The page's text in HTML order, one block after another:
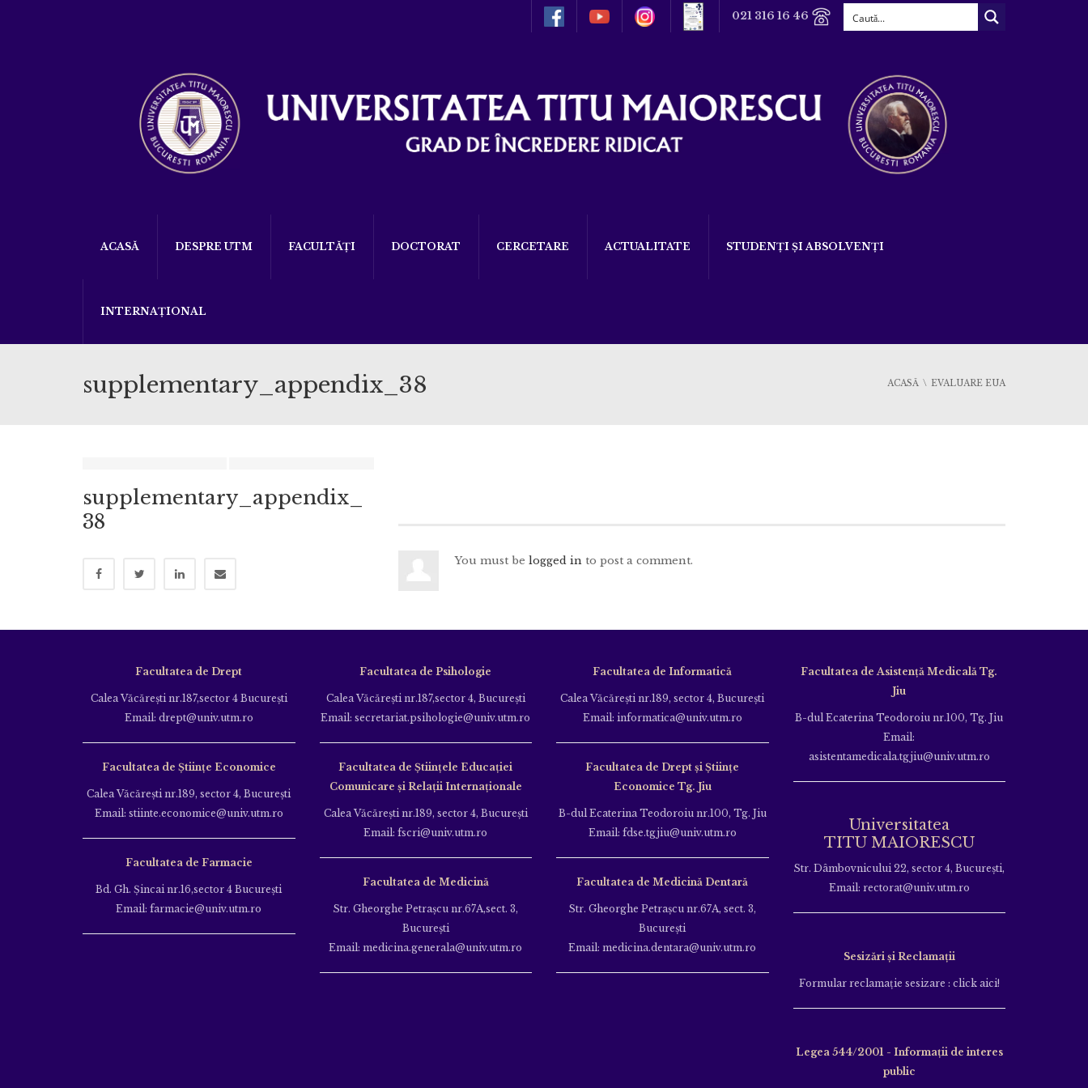
021 316 16 46
ACASĂ DESPRE UTM FACULTĂȚI DOCTORAT CERCETARE ACTUALITATE STUDENȚI ȘI ABSOLVENȚI
INTERNAȚIONAL
supplementary_appendix_38 ACASĂ EVALUARE EUA
You must be logged in to post a comment.
supplementary_appendix_
38
Facultatea de Drept
Calea Văcăreşti nr.187,sector 4 Bucureşti
Email: drept@univ.utm.ro
Facultatea de Științe Economice
Calea Văcăreşti nr.189, sector 4, Bucureşti
Email: stiinte.economice@univ.utm.ro
Facultatea de Farmacie
Bd. Gh. Şincai nr.16,sector 4 Bucureşti
Email: farmacie@univ.utm.ro
Facultatea de Psihologie
Calea Văcăreşti nr.187,sector 4, Bucureşti
Email: secretariat.psihologie@univ.utm.ro
Facultatea de Ştiinţele Educației
Comunicare și Relații Internaționale
Calea Văcăreşti nr.189, sector 4, Bucureşti
Email: fscri@univ.utm.ro
Facultatea de Medicină
Str. Gheorghe Petraşcu nr.67A,sect. 3,
Bucureşti
Email: medicina.generala@univ.utm.ro
Facultatea de Informatică
Calea Văcăreşti nr.189, sector 4, Bucureşti
Email: informatica@univ.utm.ro
Facultatea de Drept și Științe
Economice Tg. Jiu
B-dul Ecaterina Teodoroiu nr.100, Tg. Jiu
Email: fdse.tgjiu@univ.utm.ro
Facultatea de Medicină Dentară
Str. Gheorghe Petraşcu nr.67A, sect. 3,
Bucureşti
Email: medicina.dentara@univ.utm.ro
Facultatea de Asistență Medicală Tg.
Jiu
B-dul Ecaterina Teodoroiu nr.100, Tg. Jiu
Email:
asistentamedicala.tgjiu@univ.utm.ro
Universitatea
TITU MAIORESCU
Str. Dâmbovnicului 22, sector 4, București,
Email: rectorat@univ.utm.ro
Sesizări și Reclamații
Formular reclamație sesizare : click aici!
Legea 544/2001 - Informații de interes
public